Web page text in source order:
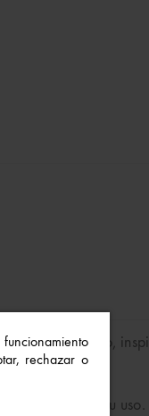
rechazar o
dulce y colorido,
durante su